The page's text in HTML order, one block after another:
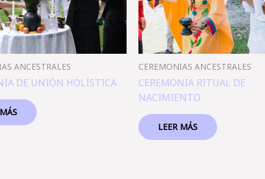
ANCESTRALES
DE UNIÓN HOLÍSTICA
CEREMONIAS ANCESTRALES
CEREMONIA RITUAL DE
NACIMIENTO
LEER MÁS